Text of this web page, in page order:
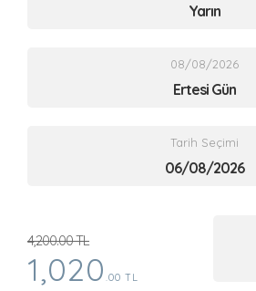
Yarın
08/08/2026
Ertesi Gün
Tarih Seçimi
4,200.00 TL
1,020 .00 TL